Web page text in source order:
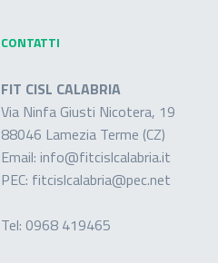
CONTATTI
FIT CISL CALABRIA
Via Ninfa Giusti Nicotera, 19
88046 Lamezia Terme (CZ)
Email: info@fitcislcalabria.it
PEC: fitcislcalabria@pec.net
Tel: 0968 419465